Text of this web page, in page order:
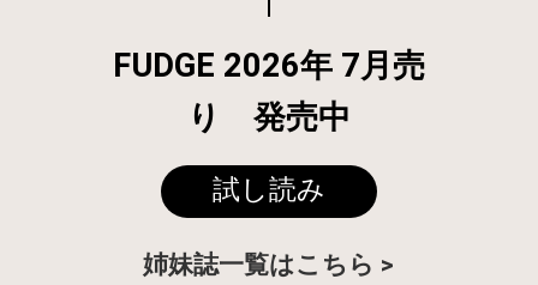
FUDGE 2026年 7月売
り 発売中
試し読み
姉妹誌一覧はこちら